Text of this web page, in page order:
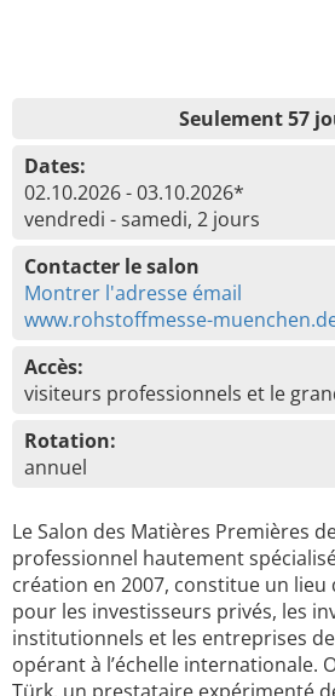
Seulement 57
Dates:
02.10.2026 - 03.10.2026*
vendredi - samedi, 2 jours
Contacter le salon
Montrer l'adresse émail
www.rohstoffmesse-
Accès:
visiteurs professionnels et le
Rotation:
annuel
Le Salon des Matières Premières
professionnel hautement
création en 2007, constitue un
pour les investisseurs privés, les
institutionnels et les entreprises
opérant à l’échelle internationale.